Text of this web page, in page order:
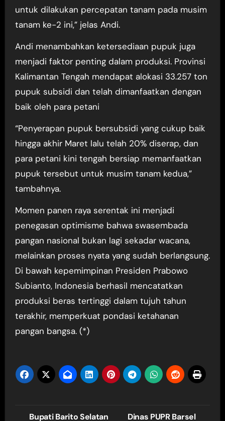
untuk dilakukan percepatan tanam pada musim
tanam ke-2 ini,” jelas Andi.
Andi menambahkan ketersediaan pupuk juga
menjadi faktor penting dalam produksi. Provinsi
Kalimantan Tengah mendapat alokasi 33.257 ton
pupuk subsidi dan telah dimanfaatkan dengan
baik oleh para petani
“Penyerapan pupuk bersubsidi yang cukup baik
hingga akhir Maret lalu telah 20% diserap, dan
para petani kini tengah bersiap memanfaatkan
pupuk tersebut untuk musim tanam kedua,”
tambahnya.
Momen panen raya serentak ini menjadi
penegasan optimisme bahwa swasembada
pangan nasional bukan lagi sekadar wacana,
melainkan proses nyata yang sudah berlangsung.
Di bawah kepemimpinan Presiden Prabowo
Subianto, Indonesia berhasil mencatatkan
produksi beras tertinggi dalam tujuh tahun
terakhir, memperkuat pondasi ketahanan
pangan bangsa. (*)
Navigasi
Bupati Barito Selatan
Dinas PUPR Barsel